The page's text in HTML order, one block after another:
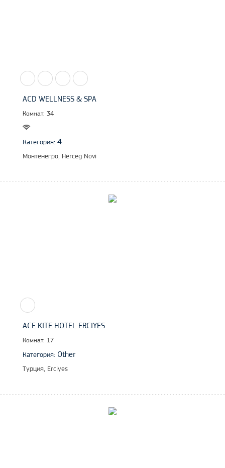
ACD WELLNESS & SPA
Комнат: 34
Категория: 4
Монтенегро, Herceg Novi
ACE KITE HOTEL ERCIYES
Комнат: 17
Категория: Other
Турция, Erciyes